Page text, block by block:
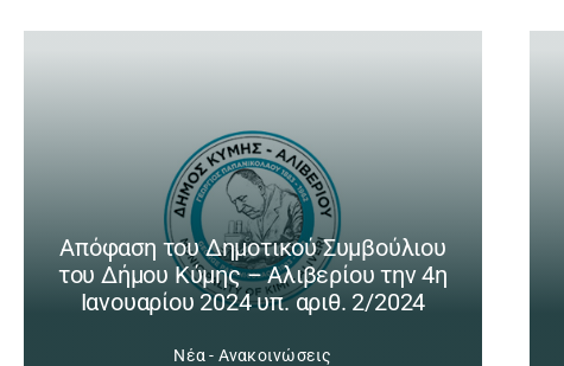
Απόφαση του Δημοτικού Συμβούλιου
του Δήμου Κύμης – Αλιβερίου την 4η
Ιανουαρίου 2024 υπ. αριθ. 2/2024
Νέα - Ανακοινώσεις